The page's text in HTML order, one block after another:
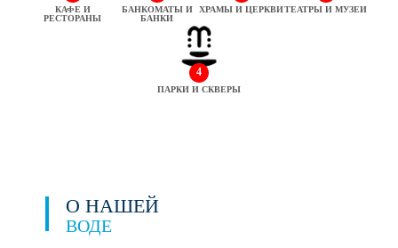
КАФЕ И
РЕСТОРАНЫ
БАНКОМАТЫ И
БАНКИ
ХРАМЫ И ЦЕРКВИТЕАТРЫ И МУЗЕИ
4
ПАРКИ И СКВЕРЫ
О НАШЕЙ
ВОДЕ